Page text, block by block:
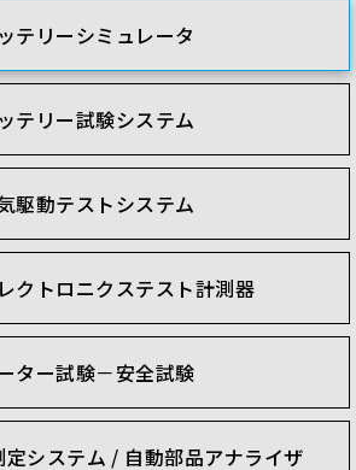
テリーシミュレータ
テリー試験システム
駆動テストシステム
クトロニクステスト計測器
ター試験－安全試験
定システム / 自動部品アナライザ